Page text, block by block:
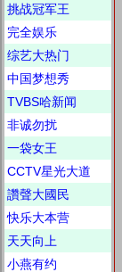
挑战冠军王
完全娱乐
综艺大热门
中国梦想秀
TVBS哈新闻
非诚勿扰
一袋女王
CCTV星光大道
讚聲大國民
快乐大本营
天天向上
小燕有约